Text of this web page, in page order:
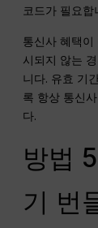
코드가 필요합
통신사 혜택이
시되지 않는
니다. 유효 기
록 항상 통신
다.
방법
기 번